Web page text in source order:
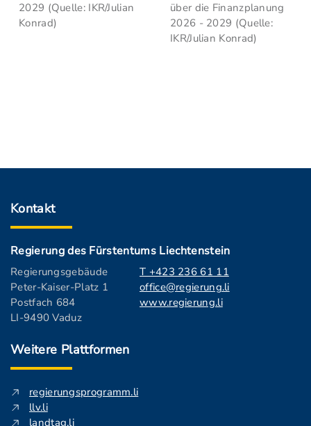
2029 (Quelle: IKR/Julian
Konrad)
über die Finanzplanung
2026 - 2029 (Quelle:
IKR/Julian Konrad)
Kontakt
Regierung des Fürstentums Liechtenstein
Regierungsgebäude
Peter-Kaiser-Platz 1
Postfach 684
LI-9490 Vaduz
T +423 236 61 11
office@regierung.li
www.regierung.li
Weitere Plattformen
regierungsprogramm.li
llv.li
landtag.li